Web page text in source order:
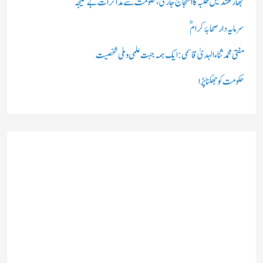
سرمایہ دار صحابۂ کرامؓ
مفتی محمد ثناء الہدیٰ قاسمی: ایک ہمہ جہت علمی و ملی شخصیت
حکومت کو جھکنا پڑا